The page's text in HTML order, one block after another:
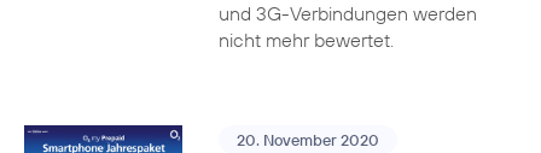
und 3G-Verbindungen werden
nicht mehr bewertet.
20. November 2020